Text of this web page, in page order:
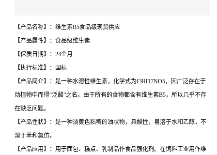
【产品名称】：维生素B5食品级现货供应
【产品属性】：食品级维生素
【保质日期】：24个月
【执行标准】：国标
【产品简介】：是一种水溶性维生素，化学式为C9H17NO5，因广泛存在于
动植物中而得“泛酸”之名。由于所有的食物都含有维生素B5，所以几乎不存
在缺乏问题。
【产品性状】：是一种淡黄色粘稠的油状物，具酸性，易溶于水和乙醇，不
溶于苯和氯仿。
【产品应用】：用于面包、糕点、乳制品作食品强化剂。在饲料工业用作维